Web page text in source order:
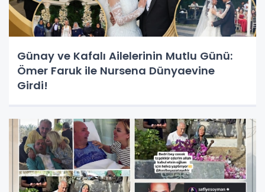
Günay ve Kafalı Ailelerinin Mutlu Günü:
Ömer Faruk ile Nursena Dünyaevine
Girdi!